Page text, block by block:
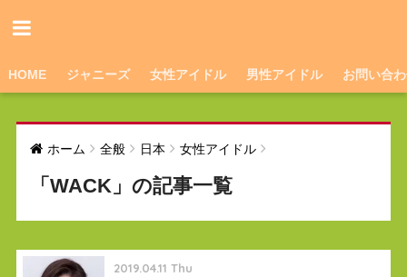
HOME ジャニーズ 女性アイドル 男性アイドル お問い合
ホーム 全般 日本 女性アイドル
「WACK」の記事一覧
2019.04.11 Thu